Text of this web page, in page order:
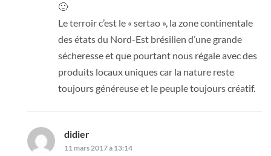
🙂
Le terroir c’est le « sertao », la zone continentale
des états du Nord-Est brésilien d’une grande
sécheresse et que pourtant nous régale avec des
produits locaux uniques car la nature reste
toujours généreuse et le peuple toujours créatif.
didier
11 mars 2017 à 13:14